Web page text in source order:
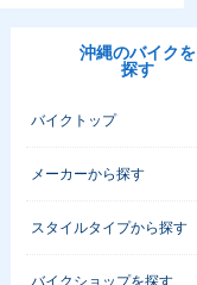
沖縄のバイクを
探す
バイクトップ
メーカーから探す
スタイルタイプから探す
バイクショップを探す